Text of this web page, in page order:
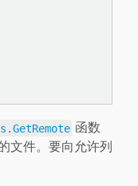
函数
文件。要向允许列